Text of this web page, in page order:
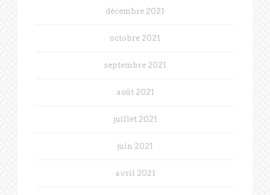
décembre 2021
octobre 2021
septembre 2021
août 2021
juillet 2021
juin 2021
avril 2021